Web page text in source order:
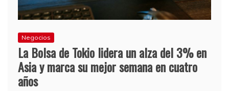
Negocios
La Bolsa de Tokio lidera un alza del 3% en
Asia y marca su mejor semana en cuatro
años